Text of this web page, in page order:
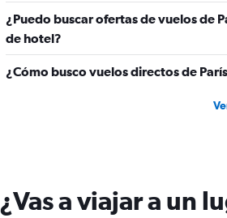
¿Puedo buscar ofertas de vuelos de
de hotel?
¿Cómo busco vuelos directos de
¿Vas a viajar a un